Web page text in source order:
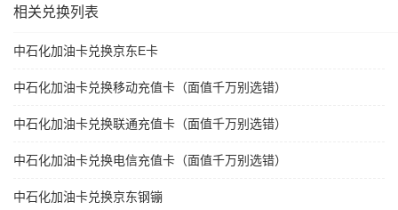
相关兑换列表
中石化加油卡兑换京东E卡
中石化加油卡兑换移动充值卡（面值千万别选错）
中石化加油卡兑换联通充值卡（面值千万别选错）
中石化加油卡兑换电信充值卡（面值千万别选错）
中石化加油卡兑换京东钢镚